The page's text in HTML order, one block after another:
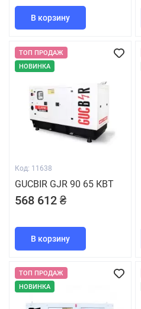
В корзину
ТОП ПРОДАЖ
НОВИНКА
Код: 11638
GUCBIR GJR 90 65 КВТ
568 612 ₴
В корзину
ТОП ПРОДАЖ
НОВИНКА